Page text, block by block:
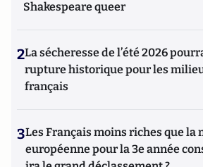
Shakespeare queer
2La sécheresse de l’été 2026
rupture historique pour les
français
3Les Français moins riches que la
européenne pour la 3e année